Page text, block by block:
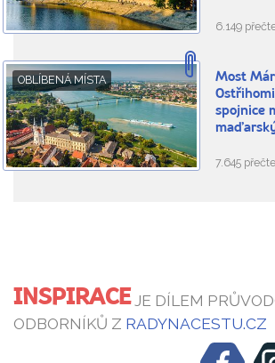
6.149
OBLÍBENÁ MÍSTA
Most
spojnice
7.645
INSPIRACEJE DÍLEM
ODBORNÍKŮ Z RADYNACESTU.CZ